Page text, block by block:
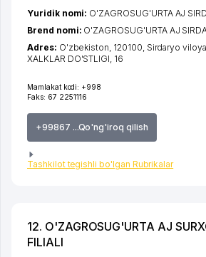
Mamlakat kodi: +998
Faks: 67 2251116
+99867 ...Qo'ng'iroq qilish
Tashkilot tegishli bo'lgan Rubrikalar
Yuridik nomi: O'ZAGROSUG'URTA AJ
Brend nomi: O'ZAGROSUG'URTA AJ
Adres: O'zbekiston, 120100, Sirdaryo
XALKLAR DO'STLIGI, 16
12. O'ZAGROSUG'URTA AJ
FILIALI